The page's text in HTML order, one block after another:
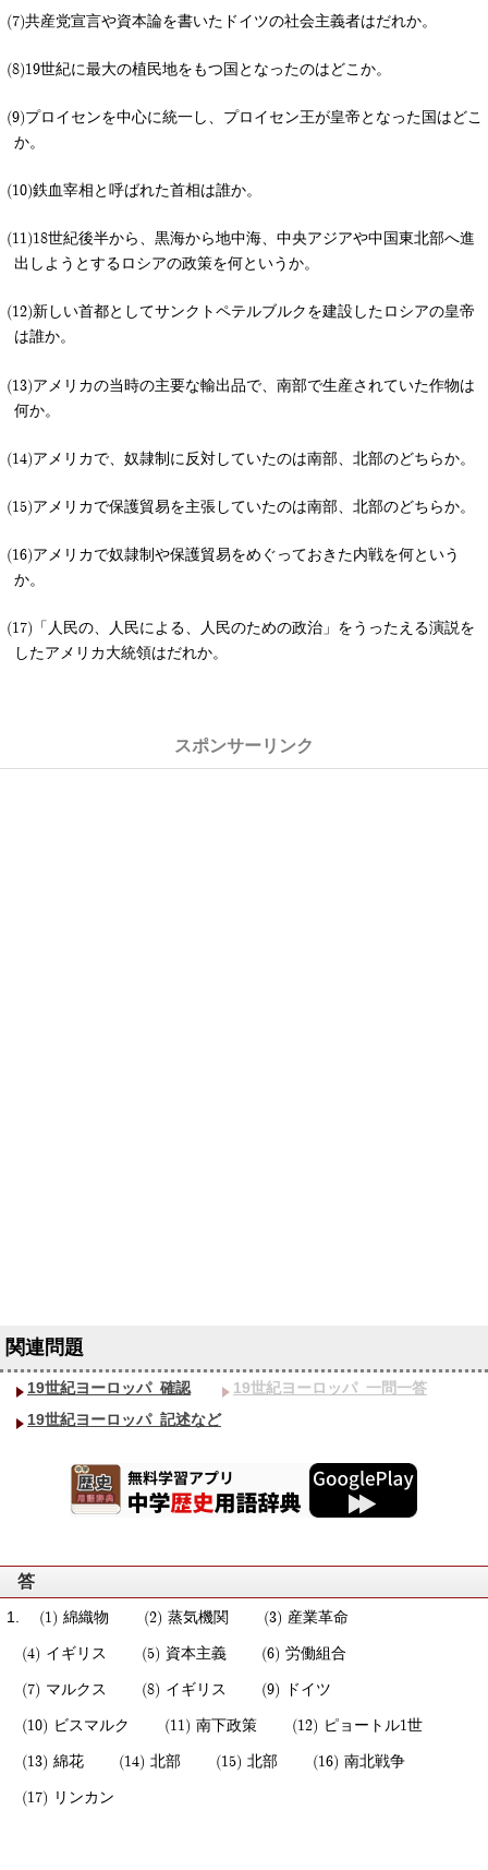
共産党宣言や資本論を書いたドイツの社会主義者はだれか。
19世紀に最大の植民地をもつ国となったのはどこか。
プロイセンを中心に統一し、プロイセン王が皇帝となった国はどこ
か。
鉄血宰相と呼ばれた首相は誰か。
18世紀後半から、黒海から地中海、中央アジアや中国東北部へ進
出しようとするロシアの政策を何というか。
新しい首都としてサンクトペテルブルクを建設したロシアの皇帝
は誰か。
アメリカの当時の主要な輸出品で、南部で生産されていた作物は
何か。
アメリカで、奴隷制に反対していたのは南部、北部のどちらか。
アメリカで保護貿易を主張していたのは南部、北部のどちらか。
アメリカで奴隷制や保護貿易をめぐっておきた内戦を何という
か。
「人民の、人民による、人民のための政治」をうったえる演説を
したアメリカ大統領はだれか。
19世紀ヨーロッパ_確認
19世紀ヨーロッパ_一問一答
19世紀ヨーロッパ_記述など
答
綿織物 蒸気機関 産業革命
イギリス 資本主義 労働組合
マルクス イギリス ドイツ
ビスマルク 南下政策 ピョートル1世
綿花 北部 北部 南北戦争
リンカン